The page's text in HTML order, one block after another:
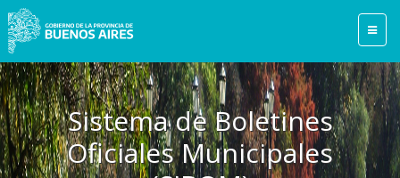
Sistema de Boletines
Oficiales Municipales